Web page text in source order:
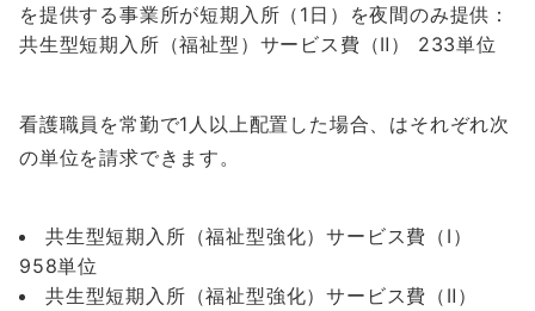
を提供する事業所が短期入所（1日）を夜間のみ提供：
共生型短期入所（福祉型）サービス費（Ⅱ） 233単位
看護職員を常勤で1人以上配置した場合、はそれぞれ次
の単位を請求できます。
共生型短期入所（福祉型強化）サービス費（Ⅰ）
958単位
共生型短期入所（福祉型強化）サービス費（Ⅱ）